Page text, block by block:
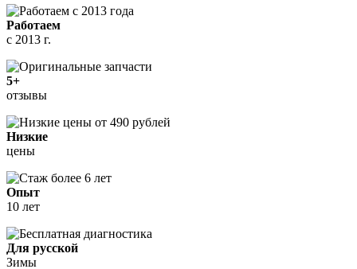
Работаем
с 2013 г.
5+
отзывы
Низкие
цены
Опыт
10 лет
Для русской
Зимы